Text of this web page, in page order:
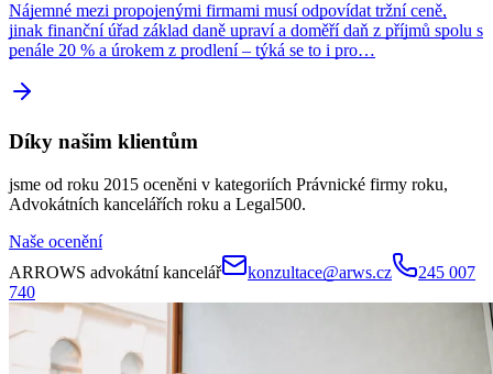
Nájemné mezi propojenými firmami musí odpovídat tržní ceně,
jinak finanční úřad základ daně upraví a doměří daň z příjmů spolu s
penále 20 % a úrokem z prodlení – týká se to i pro…
Díky našim klientům
jsme od roku 2015 oceněni v kategoriích Právnické firmy roku,
Advokátních kancelářích roku a Legal500.
Naše ocenění
ARROWS advokátní kancelář
konzultace@arws.cz
245 007
740